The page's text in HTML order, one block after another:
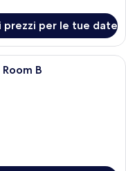
prezzi per le tue date
in piuma, una scrivania,
B